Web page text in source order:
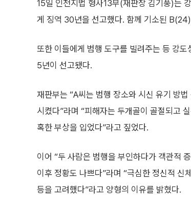
15일 인천지법 형사13부(재판장 김기풍)는
게 징역 30년을 선고했다. 함께 기소된
또한 이들에게 범행 도구를 빌려주는 등 강
5년이 선고됐다.
재판부는 “A씨는 범행 장소와 시신 유기 방
시켰다”라며 “피해자는 두개골이 골절되고
혹한 부상을 입었다”라고 짚었다.
이어 “두 사람은 범행을 부인하다가 객관적
이후 정황도 나쁘다”라며 “극심한 정신적 신
등을 고려했다”라고 양형의 이유를 밝혔다.